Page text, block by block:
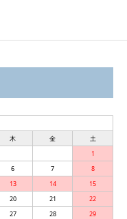
木 金
土
1
6 7
8
13 14
15
20 21
22
27 28
29